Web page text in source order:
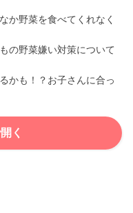
か野菜を食べてくれなく
の野菜嫌い対策について
かも！？お子さんに合っ
く